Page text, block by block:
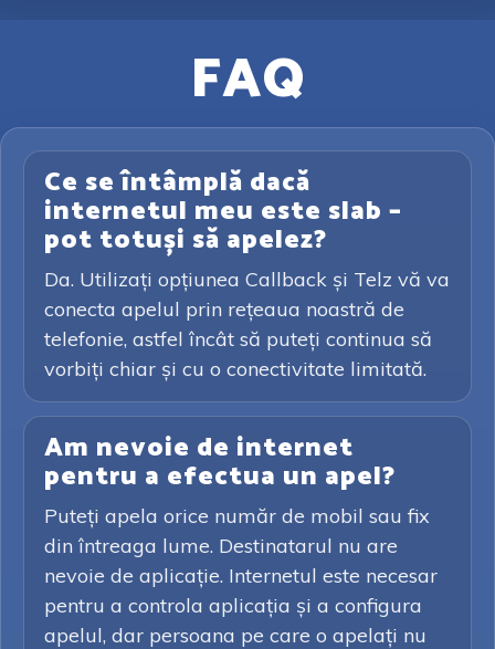
FAQ
Ce se întâmplă dacă
internetul meu este slab –
pot totuși să apelez?
Da. Utilizați opțiunea Callback și Telz vă va
conecta apelul prin rețeaua noastră de
telefonie, astfel încât să puteți continua să
vorbiți chiar și cu o conectivitate limitată.
Am nevoie de internet
pentru a efectua un apel?
Puteți apela orice număr de mobil sau fix
din întreaga lume. Destinatarul nu are
nevoie de aplicație. Internetul este necesar
pentru a controla aplicația și a configura
apelul, dar persoana pe care o apelați nu